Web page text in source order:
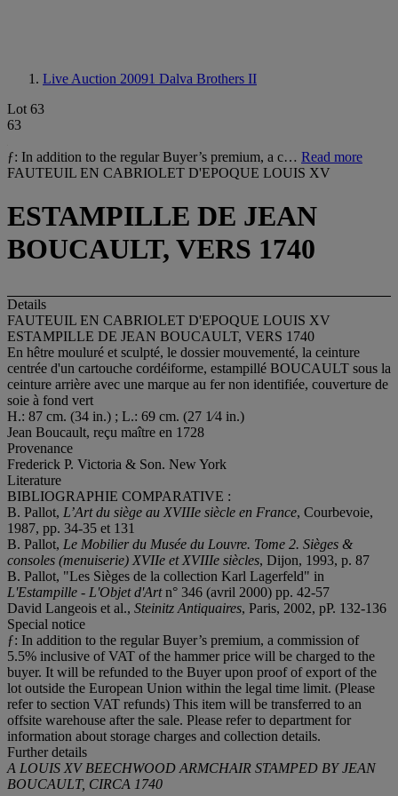
Live Auction 20091 Dalva Brothers II
Lot 63
63
ƒ: In addition to the regular Buyer’s premium, a c… Read more
FAUTEUIL EN CABRIOLET D'EPOQUE LOUIS XV
ESTAMPILLE DE JEAN
BOUCAULT, VERS 1740
Details
FAUTEUIL EN CABRIOLET D'EPOQUE LOUIS XV
ESTAMPILLE DE JEAN BOUCAULT, VERS 1740
En hêtre mouluré et sculpté, le dossier mouvementé, la ceinture
centrée d'un cartouche cordéiforme, estampillé BOUCAULT sous la
ceinture arrière avec une marque au fer non identifiée, couverture de
soie à fond vert
H.: 87 cm. (34 in.) ; L.: 69 cm. (27 1⁄4 in.)
Jean Boucault, reçu maître en 1728
Provenance
Frederick P. Victoria & Son. New York
Literature
BIBLIOGRAPHIE COMPARATIVE :
B. Pallot, L’Art du siège au XVIIIe siècle en France, Courbevoie,
1987, pp. 34-35 et 131
B. Pallot, Le Mobilier du Musée du Louvre. Tome 2. Sièges &
consoles (menuiserie) XVIIe et XVIIIe siècles, Dijon, 1993, p. 87
B. Pallot, "Les Sièges de la collection Karl Lagerfeld" in
L'Estampille - L'Objet d'Artn° 346 (avril 2000) pp. 42-57
David Langeois et al., Steinitz Antiquaires, Paris, 2002, pP. 132-136
Special notice
ƒ: In addition to the regular Buyer’s premium, a commission of
5.5% inclusive of VAT of the hammer price will be charged to the
buyer. It will be refunded to the Buyer upon proof of export of the
lot outside the European Union within the legal time limit. (Please
refer to section VAT refunds) This item will be transferred to an
offsite warehouse after the sale. Please refer to department for
information about storage charges and collection details.
Further details
A LOUIS XV BEECHWOOD ARMCHAIR STAMPED BY JEAN
BOUCAULT, CIRCA 1740